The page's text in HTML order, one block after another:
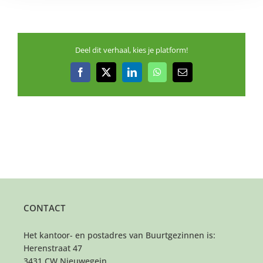
Deel dit verhaal, kies je platform!
Facebook
X LinkedInWhatsApp
E-
CONTACT
Het kantoor- en postadres van Buurtgezinnen is:
Herenstraat 47